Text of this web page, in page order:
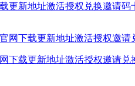
更新地址激活授权兑换邀请
下载更新地址激活授权邀请